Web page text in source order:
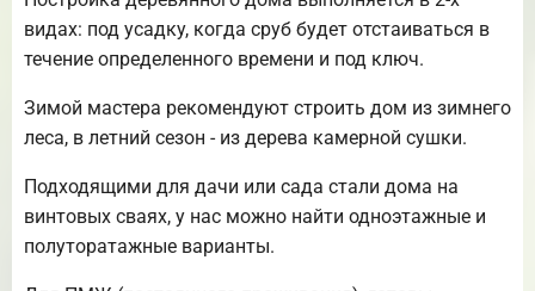
видах: под усадку, когда сруб будет отстаиваться в
течение определенного времени и под ключ.
Зимой мастера рекомендуют строить дом из зимнего
леса, в летний сезон - из дерева камерной сушки.
Подходящими для дачи или сада стали дома на
винтовых сваях, у нас можно найти одноэтажные и
полуторатажные варианты.